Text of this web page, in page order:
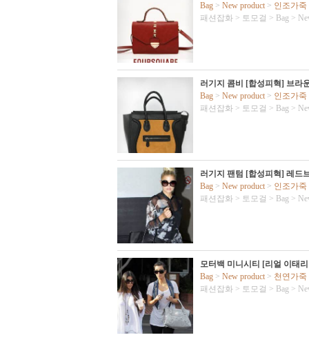
Bag > New product > 인조가죽
패션잡화 > 토모걸 > Bag >
러기지 콤비 [합성피혁] 브라
Bag > New product > 인조가죽
패션잡화 > 토모걸 > Bag >
러기지 팬텀 [합성피혁] 레드
Bag > New product > 인조가죽
패션잡화 > 토모걸 > Bag >
모터백 미니시티 [리얼 이태
Bag > New product > 천연가죽
패션잡화 > 토모걸 > Bag >